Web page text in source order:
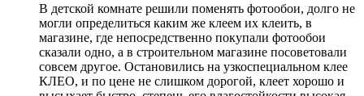
В детской комнате решили поменять фотообои, долго не
могли определиться каким же клеем их клеить, в
магазине, где непосредственно покупали фотообои
сказали одно, а в строительном магазине посоветовали
совсем другое. Остановились на узкоспециальном клее
КЛЕО, и по цене не слишком дорогой, клеет хорошо и